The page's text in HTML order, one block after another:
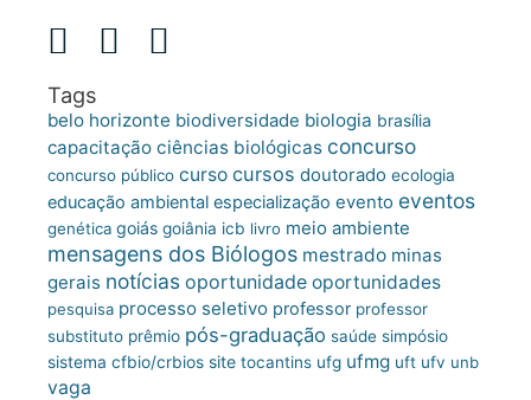
Tags
belo horizonte biodiversidade biologia brasília
capacitação ciências biológicas concurso
concurso público curso cursos doutorado ecologia
educação ambiental especialização evento eventos
genética goiás goiânia icb livro meio ambiente
mensagens dos Biólogos mestrado minas
gerais notícias oportunidade oportunidades
pesquisa processo seletivo professor professor
substituto prêmio pós-graduação saúde simpósio
sistema cfbio/crbios site tocantins ufg ufmg uft ufv unb
vaga